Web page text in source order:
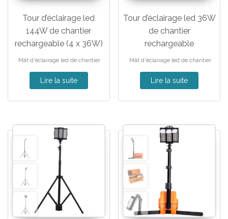
Tour d’éclairage led
144W de chantier
rechargeable (4 x 36W)
Mât d'éclairage led de chantier
Lire la suite
Tour d’éclairage led 36W
de chantier
rechargeable
Mât d'éclairage led de chantier
Lire la suite